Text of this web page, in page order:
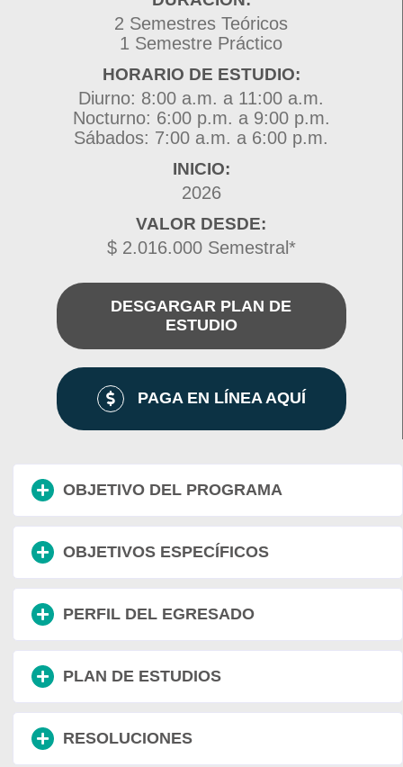
2 Semestres Teóricos
1 Semestre Práctico
HORARIO DE ESTUDIO:
Diurno: 8:00 a.m. a 11:00 a.m.
Nocturno: 6:00 p.m. a 9:00 p.m.
Sábados: 7:00 a.m. a 6:00 p.m.
INICIO:
2026
VALOR DESDE:
$ 2.016.000 Semestral*
DESGARGAR PLAN DE
ESTUDIO
PAGA EN LÍNEA AQUÍ
OBJETIVO DEL PROGRAMA
OBJETIVOS ESPECÍFICOS
PERFIL DEL EGRESADO
PLAN DE ESTUDIOS
RESOLUCIONES